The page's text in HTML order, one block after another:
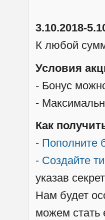
3.10.2018-
К любой
Условия
- Бонус
-
Как
- Пополните
- Создайте
указав
Нам будет
можем стать